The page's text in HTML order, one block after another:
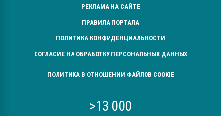
РЕКЛАМА НА САЙТЕ
ПРАВИЛА ПОРТАЛА
ПОЛИТИКА КОНФИДЕНЦИАЛЬНОСТИ
СОГЛАСИЕ НА ОБРАБОТКУ ПЕРСОНАЛЬНЫХ ДАННЫХ
ПОЛИТИКА В ОТНОШЕНИИ ФАЙЛОВ COOKIE
>13 000